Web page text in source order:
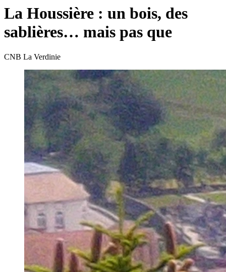
La Houssière : un bois, des
sablières… mais pas que
CNB La Verdinie